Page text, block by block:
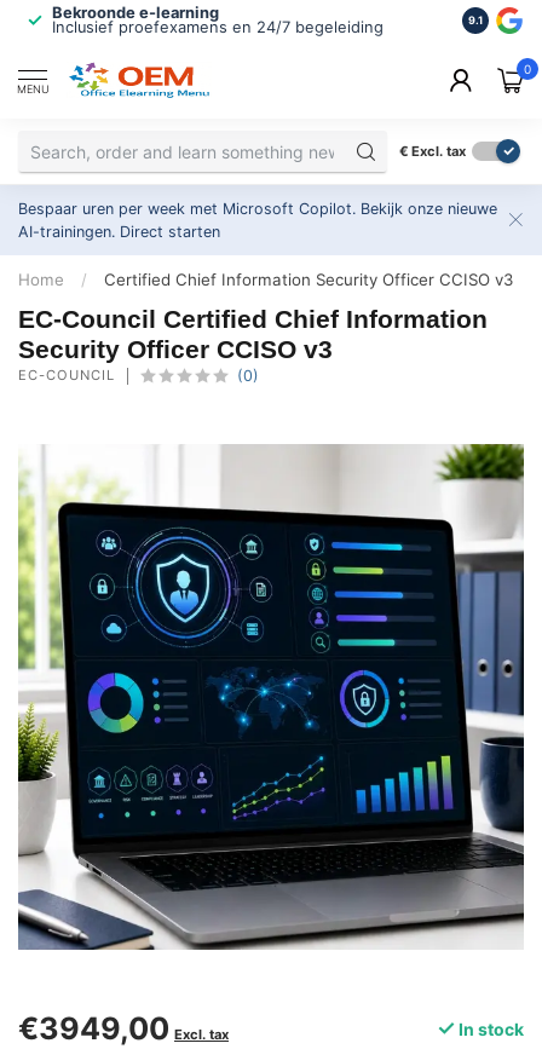
Bekroonde e-learning
Inclusief proefexamens en 24/7 begeleiding
ISO
2.500+
9.1
MENU
0
€ Excl. tax
Bespaar uren per week met Microsoft Copilot. Bekijk onze nieuwe
AI-trainingen. Direct starten
Home / Certified Chief Information Security Officer CCISO v3
EC-Council Certified Chief Information
Security Officer CCISO v3
EC-COUNCIL (0)
€3949,00 Excl. tax In stock